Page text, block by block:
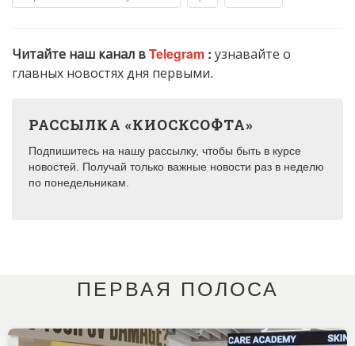
Читайте наш канал вTelegram : узнавайте о
главных новостях дня первыми.
РАССЫЛКА «КИОСКСОФТА»
Подпишитесь на нашу рассылку, чтобы быть в курсе
новостей. Получай только важные новости раз в неделю
по понедельникам.
ПЕРВАЯ ПОЛОСА